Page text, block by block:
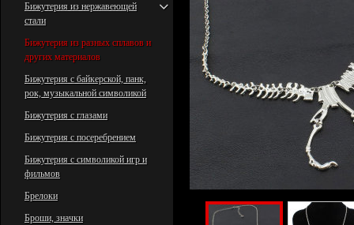
Бижутерия из нержавеющей
стали
Бижутерия из разных сплавов и
других материалов
Бижутерия с байкерской, панк,
рок, музыкальной символикой
Бижутерия с глазами
Бижутерия с посеребрением
Бижутерия с символикой игр и
фильмов
Брелоки
Броши, значки